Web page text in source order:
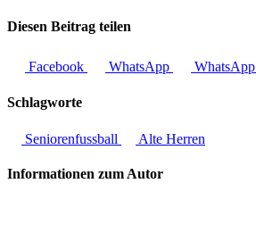
Diesen Beitrag teilen
Facebook WhatsApp WhatsApp
Schlagworte
Seniorenfussball Alte Herren
Informationen zum Autor